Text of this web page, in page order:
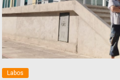
Labos